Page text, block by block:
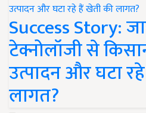
Success Story:
टेक्नोलॉजी से
उत्पादन और घटा
लागत?